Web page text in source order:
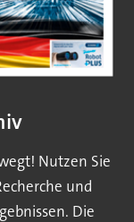
Nutzen Sie
und
Die